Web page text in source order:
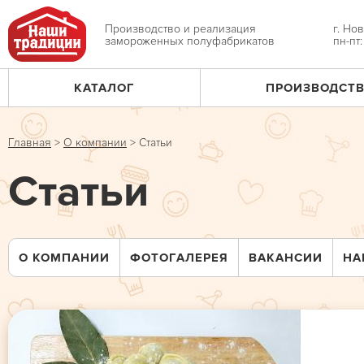
Jump
to
navigation
Производство и реализация
замороженных полуфабрикатов
г.
пн-
Главное
меню
КАТАЛОГ
Вы
здесь
Главная > О компании > Статьи
Статьи
О КОМПАНИИ ФОТОГАЛЕРЕЯ ВАКАНСИИ